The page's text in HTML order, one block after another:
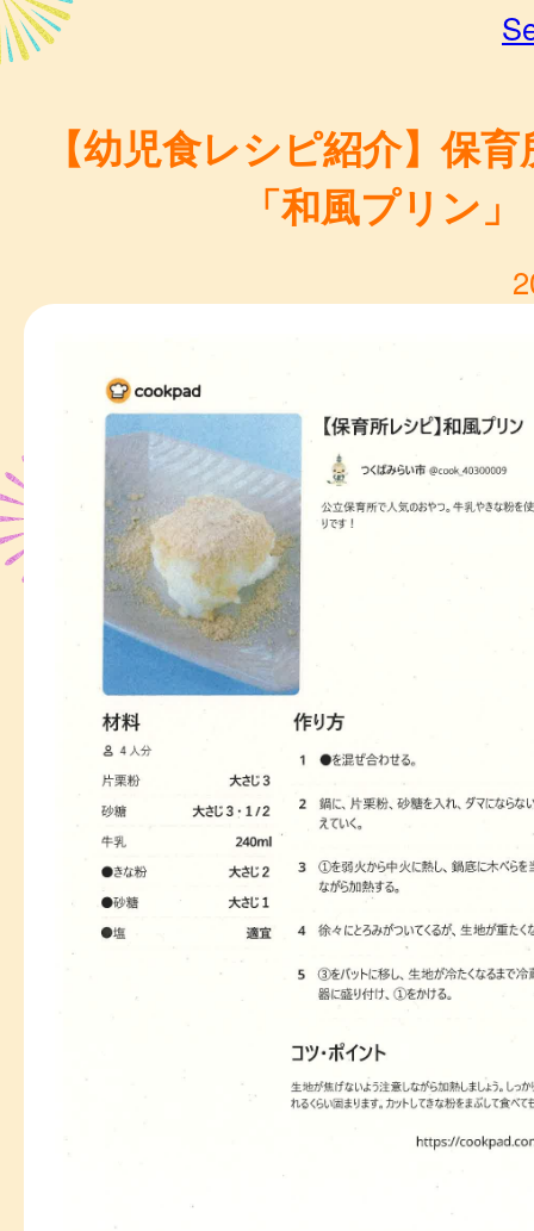
【幼児食レシピ紹介】保
「和風プリン」